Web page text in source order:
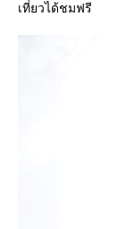
เที่ยวได้ชมฟรี